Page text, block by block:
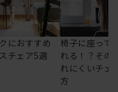
におすすめ
チェア5選
椅子に座って
れる！？その
れにくいチェ
方